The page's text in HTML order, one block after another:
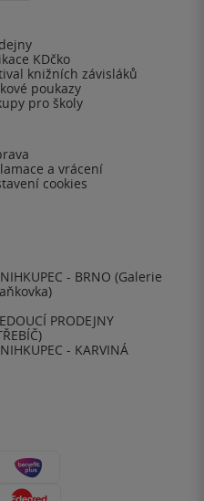
KDčko
knižních závisláků
poukazy
pro školy
a vrácení
cookies
- BRNO (Galerie
PRODEJNY
- KARVINÁ